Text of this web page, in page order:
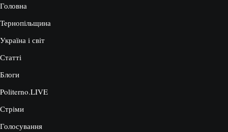
Головна
Тернопільщина
Україна і світ
Статті
Блоги
Politerno.LIVE
Стріми
Голосування